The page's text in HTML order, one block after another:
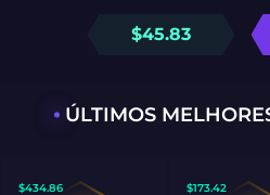
$45.83
ÚLTIMOS
$434.86 $173.42